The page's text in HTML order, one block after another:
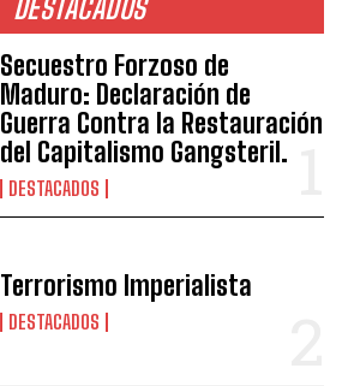
DESTACADOS
Secuestro Forzoso de
Maduro: Declaración de
Guerra Contra la Restauración
del Capitalismo Gangsteril.
DESTACADOS
Terrorismo Imperialista
DESTACADOS